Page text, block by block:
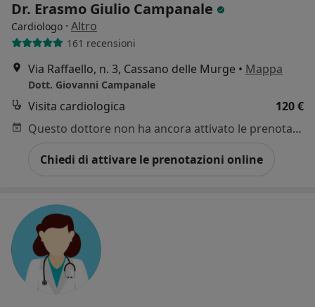
Dr. Erasmo Giulio Campanale
Cardiologo · Altro
161 recensioni
Via Raffaello, n. 3, Cassano delle Murge • Mappa
Dott. Giovanni Campanale
Visita cardiologica
120 €
Questo dottore non ha ancora attivato le prenotazioni online presso questo indirizzo.
Chiedi di attivare le prenotazioni online